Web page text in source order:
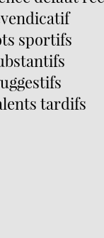
sportifs
tardifs